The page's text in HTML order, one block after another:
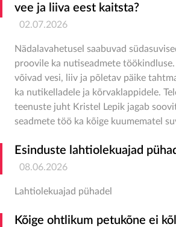
vee ja liiva eest kaitsta?
02.07.2026
Nädalavahetusel saabuvad
proovile ka nutiseadmete
võivad vesi, liiv ja põletav päike
ka nutikelladele ja kõrvaklappidele.
teenuste juht Kristel Lepik jagab
seadmete töö ka kõige kuumematel
Esinduste lahtiolekuajad
08.06.2026
Lahtiolekuajad pühadel
Kõige ohtlikum petukõne ei